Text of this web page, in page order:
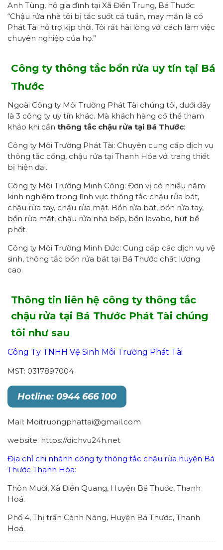
Anh Tùng, hộ gia đình tại Xã Điền Trung, Bá Thước:
“Chậu rửa nhà tôi bị tắc suốt cả tuần, may mắn là có
Phát Tài hỗ trợ kịp thời. Tôi rất hài lòng với cách làm việc
chuyên nghiệp của họ.”
Công ty thông tắc bồn rửa uy tín tại Bá
Thước
Ngoài Công ty Môi Trường Phát Tài chúng tôi, dưới đây
là 3 công ty uy tín khác. Mà khách hàng có thể tham
khảo khi cần thông tắc chậu rửa tại Bá Thước:
Công ty Môi Trường Phát Tài: Chuyên cung cấp dịch vụ
thông tắc cống, chậu rửa tại Thanh Hóa với trang thiết
bị hiện đại.
Công ty Môi Trường Minh Công: Đơn vị có nhiều năm
kinh nghiệm trong lĩnh vực thông tắc chậu rửa bát,
chậu rửa tay, chậu rửa mặt. Bồn rửa bát, bồn rửa tay,
bồn rửa mặt, chậu rửa nhà bếp, bồn lavabo, hút bể
phốt.
Công ty Môi Trường Minh Đức: Cung cấp các dịch vụ vệ
sinh, thông tắc bồn rửa bát tại Bá Thước chất lượng
cao.
Thông tin liên hệ công ty thông tắc
chậu rửa tại Bá Thước Phát Tài chúng
tôi như sau
Công Ty TNHH Vệ Sinh Môi Trường Phát Tài
MST: 0317897004
Hotline: 0944 666 100
Mail: Moitruongphattai@gmail.com
website: https://dichvu24h.net
Địa chỉ chi nhánh công ty thông tắc chậu rửa huyện Bá
Thước Thanh Hóa:
Thôn Mười, Xã Điền Quang, Huyện Bá Thước, Thanh
Hoá.
Phố 4, Thị trấn Cành Nàng, Huyện Bá Thước, Thanh
Hoá.